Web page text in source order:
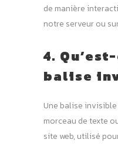
de manière
notre serveur ou
4.
balise
Une balise
morceau de texte
site web, utilisé